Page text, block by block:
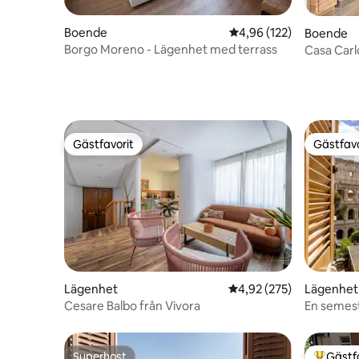
Boende 4,96 av 5 i
4,96 (122)
Borgo Moreno - Lägenhet med terrass
Boende
Casa
Gästfavorit
Gästfavorit
Lägenhet 4,92 av 5 i
4,92 (275)
Cesare Balbo från Vivora
Lägenhet
En